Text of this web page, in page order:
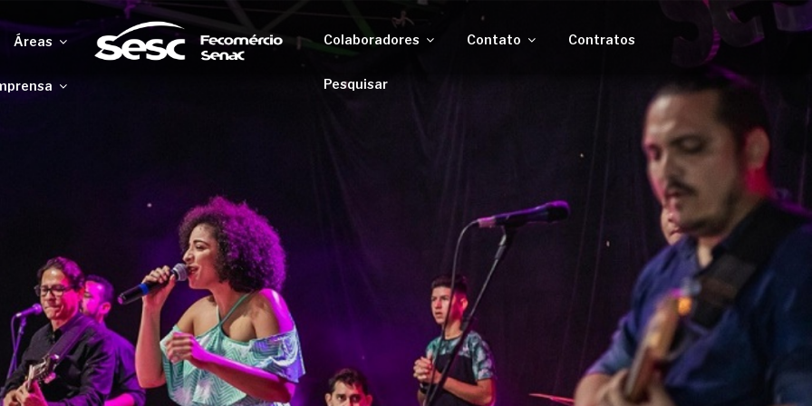
Áreas Colaboradores Contato Contratos
Pesquisar